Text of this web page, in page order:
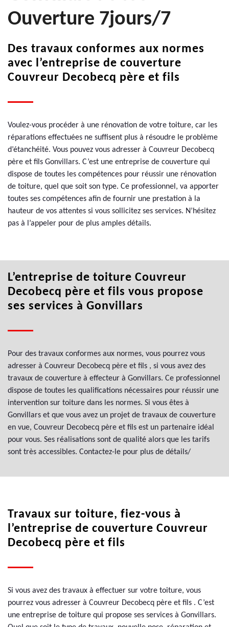
Ouverture 7jours/7
Des travaux conformes aux normes
avec l’entreprise de couverture
Couvreur Decobecq père et fils
Voulez-vous procéder à une rénovation de votre toiture, car les
réparations effectuées ne suffisent plus à résoudre le problème
d’étanchéité. Vous pouvez vous adresser à Couvreur Decobecq
père et fils Gonvillars. C’est une entreprise de couverture qui
dispose de toutes les compétences pour réussir une rénovation
de toiture, quel que soit son type. Ce professionnel, va apporter
toutes ses compétences afin de fournir une prestation à la
hauteur de vos attentes si vous sollicitez ses services. N’hésitez
pas à l’appeler pour de plus amples détails.
L’entreprise de toiture Couvreur
Decobecq père et fils vous propose
ses services à Gonvillars
Pour des travaux conformes aux normes, vous pourrez vous
adresser à Couvreur Decobecq père et fils , si vous avez des
travaux de couverture à effecteur à Gonvillars. Ce professionnel
dispose de toutes les qualifications nécessaires pour réussir une
intervention sur toiture dans les normes. Si vous êtes à
Gonvillars et que vous avez un projet de travaux de couverture
en vue, Couvreur Decobecq père et fils est un partenaire idéal
pour vous. Ses réalisations sont de qualité alors que les tarifs
sont très accessibles. Contactez-le pour plus de détails/
Travaux sur toiture, fiez-vous à
l’entreprise de couverture Couvreur
Decobecq père et fils
Si vous avez des travaux à effectuer sur votre toiture, vous
pourrez vous adresser à Couvreur Decobecq père et fils . C’est
une entreprise de toiture qui propose ses services à Gonvillars.